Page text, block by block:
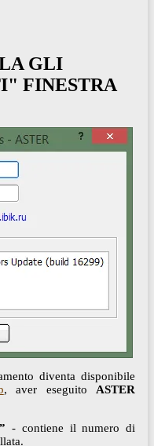
FINESTRA
diventa disponibile
, aver eseguitoASTER
- contiene il numero di